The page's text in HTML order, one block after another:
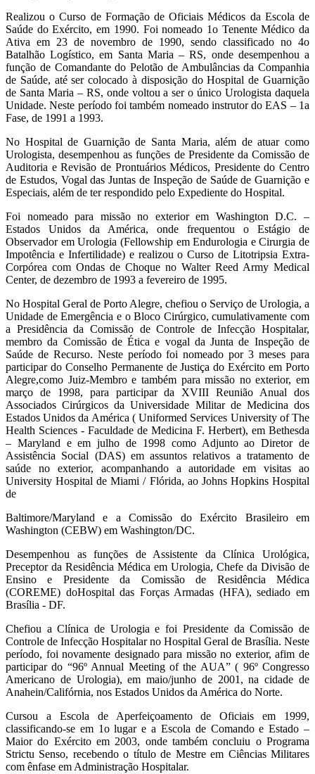
Realizou o Curso de Formação de Oficiais Médicos da Escola de
Saúde do Exército, em 1990. Foi nomeado 1o Tenente Médico da
Ativa em 23 de novembro de 1990, sendo classificado no 4o
Batalhão Logístico, em Santa Maria – RS, onde desempenhou a
função de Comandante do Pelotão de Ambulâncias da Companhia
de Saúde, até ser colocado à disposição do Hospital de Guarnição
de Santa Maria – RS, onde voltou a ser o único Urologista daquela
Unidade. Neste período foi também nomeado instrutor do EAS – 1a
Fase, de 1991 a 1993.
No Hospital de Guarnição de Santa Maria, além de atuar como
Urologista, desempenhou as funções de Presidente da Comissão de
Auditoria e Revisão de Prontuários Médicos, Presidente do Centro
de Estudos, Vogal das Juntas de Inspeção de Saúde de Guarnição e
Especiais, além de ter respondido pelo Expediente do Hospital.
Foi nomeado para missão no exterior em Washington D.C. –
Estados Unidos da América, onde frequentou o Estágio de
Observador em Urologia (Fellowship em Endurologia e Cirurgia de
Impotência e Infertilidade) e realizou o Curso de Litotripsia Extra-
Corpórea com Ondas de Choque no Walter Reed Army Medical
Center, de dezembro de 1993 a fevereiro de 1995.
No Hospital Geral de Porto Alegre, chefiou o Serviço de Urologia, a
Unidade de Emergência e o Bloco Cirúrgico, cumulativamente com
a Presidência da Comissão de Controle de Infecção Hospitalar,
membro da Comissão de Ética e vogal da Junta de Inspeção de
Saúde de Recurso. Neste período foi nomeado por 3 meses para
participar do Conselho Permanente de Justiça do Exército em Porto
Alegre,como Juiz-Membro e também para missão no exterior, em
março de 1998, para participar da XVIII Reunião Anual dos
Associados Cirúrgicos da Universidade Militar de Medicina dos
Estados Unidos da América ( Uniformed Services University of The
Health Sciences - Faculdade de Medicina F. Herbert), em Bethesda
– Maryland e em julho de 1998 como Adjunto ao Diretor de
Assistência Social (DAS) em assuntos relativos a tratamento de
saúde no exterior, acompanhando a autoridade em visitas ao
University Hospital de Miami / Flórida, ao Johns Hopkins Hospital
de
Baltimore/Maryland e a Comissão do Exército Brasileiro em
Washington (CEBW) em Washington/DC.
Desempenhou as funções de Assistente da Clínica Urológica,
Preceptor da Residência Médica em Urologia, Chefe da Divisão de
Ensino e Presidente da Comissão de Residência Médica
(COREME) doHospital das Forças Armadas (HFA), sediado em
Brasília - DF.
Chefiou a Clínica de Urologia e foi Presidente da Comissão de
Controle de Infecção Hospitalar no Hospital Geral de Brasília. Neste
período, foi novamente designado para missão no exterior, afim de
participar do “96º Annual Meeting of the AUA” ( 96º Congresso
Americano de Urologia), em maio/junho de 2001, na cidade de
Anahein/Califórnia, nos Estados Unidos da América do Norte.
Cursou a Escola de Aperfeiçoamento de Oficiais em 1999,
classificando-se em 1o lugar e a Escola de Comando e Estado –
Maior do Exército em 2003, onde também concluiu o Programa
Strictu Senso, recebendo o título de Mestre em Ciências Militares
com ênfase em Administração Hospitalar.